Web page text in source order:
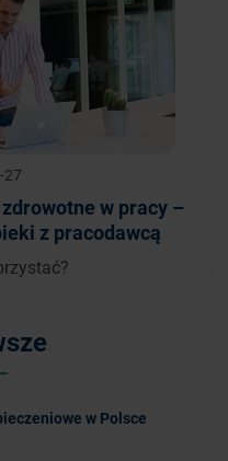
27
w pracy –
z pracodawcą
w Polsce